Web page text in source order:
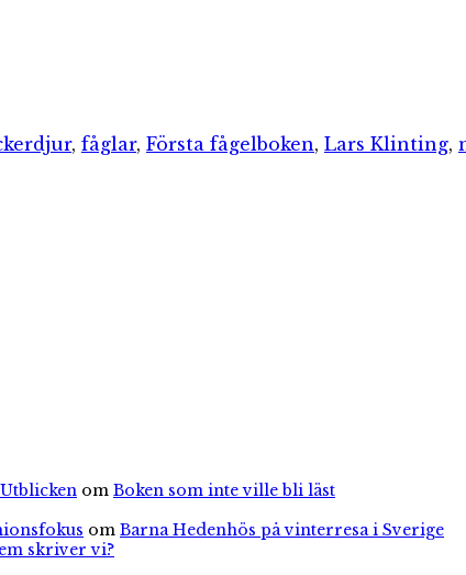
djur, fåglar, Första fågelboken, Lars Klinting,
om Boken som inte ville bli läst
om Barna Hedenhös på vinterresa i Sverige
skriver vi?